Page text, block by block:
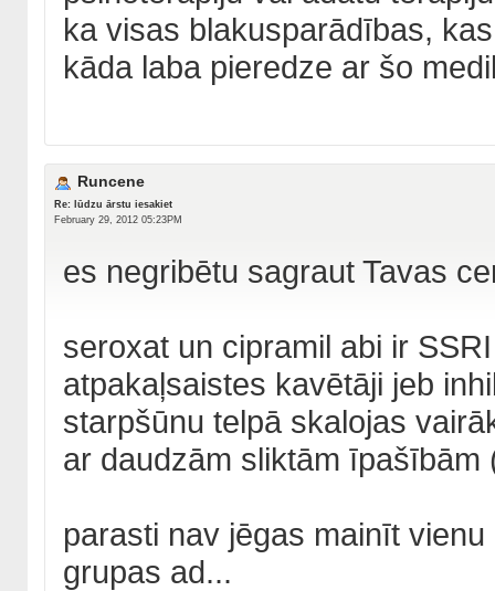
ka visas blakusparādības,
kāda laba pieredze ar šo
Runcene
Re: lūdzu ārstu iesakiet
February 29, 2012 05:23PM
es negribētu sagraut Tavas
seroxat un cipramil abi ir
atpakaļsaistes kavētāji jeb
starpšūnu telpā skalojas
ar daudzām sliktām
parasti nav jēgas mainīt
grupas ad...